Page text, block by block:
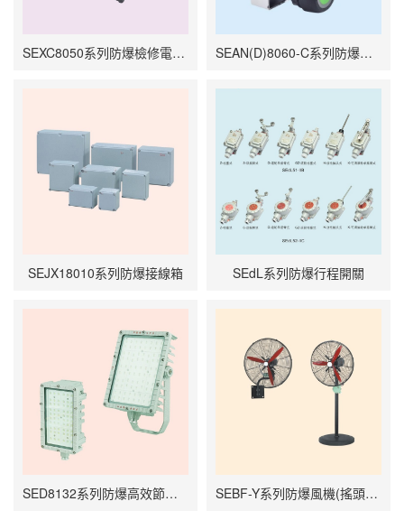
SEXC8050系列防爆檢修電源插座箱 SEAN(D)8060-C系列防爆帶燈按鈕裝置(e)
SEJX18010系列防爆接線箱 SEdL系列防爆行程開關
SED8132系列防爆高效節能LED燈 SEBF-Y系列防爆風機(搖頭扇)